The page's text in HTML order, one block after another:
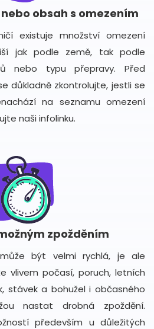
obsah s omezením
existuje množství omezení
jak podle země, tak podle
nebo typu přepravy. Před
důkladně zkontrolujte, jestli se
na seznamu omezení
naši infolinku.
zpožděním
být velmi rychlá, je ale
vlivem počasí, poruch, letních
stávek a bohužel i občasného
nastat drobná zpoždění.
především u důležitých